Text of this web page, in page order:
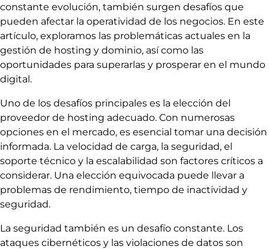
constante evolución, también surgen desafíos que
pueden afectar la operatividad de los negocios. En este
artículo, exploramos las problemáticas actuales en la
gestión de hosting y dominio, así como las
oportunidades para superarlas y prosperar en el mundo
digital.
Uno de los desafíos principales es la elección del
proveedor de hosting adecuado. Con numerosas
opciones en el mercado, es esencial tomar una decisión
informada. La velocidad de carga, la seguridad, el
soporte técnico y la escalabilidad son factores críticos a
considerar. Una elección equivocada puede llevar a
problemas de rendimiento, tiempo de inactividad y
seguridad.
La seguridad también es un desafío constante. Los
ataques cibernéticos y las violaciones de datos son